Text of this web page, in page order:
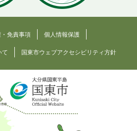
免責事項 個人情報保護
て 国東市ウェブアクセシビリティ方針